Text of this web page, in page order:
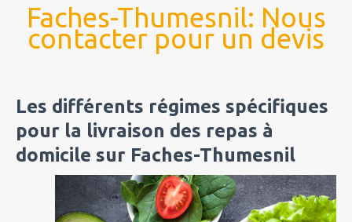
Faches-Thumesnil: Nous
contacter pour un devis
Les différents régimes spécifiques
pour la livraison des repas à
domicile sur Faches-Thumesnil